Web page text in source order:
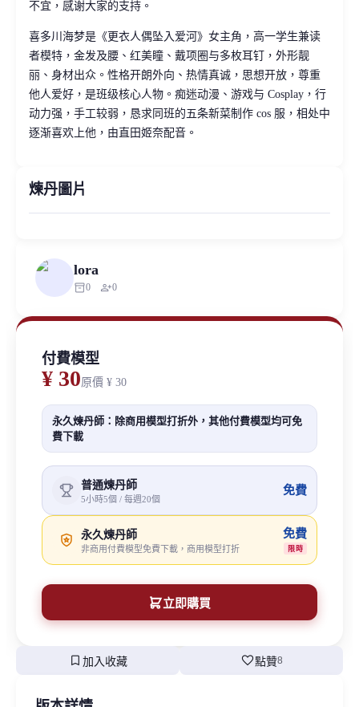
不宜，感谢大家的支持。
喜多川海梦是《更衣人偶坠入爱河》女主角，高一学生兼读
者模特，金发及腰、红美瞳、戴项圈与多枚耳钉，外形靓
丽、身材出众。性格开朗外向、热情真诚，思想开放，尊重
他人爱好，是班级核心人物。痴迷动漫、游戏与 Cosplay，行
动力强，手工较弱，恳求同班的五条新菜制作 cos 服，相处中
逐渐喜欢上他，由直田姬奈配音。
煉丹圖片
lora
inventory_20 person_add0
付費模型
¥ 30原價 ¥ 30
永久煉丹師：除商用模型打折外，其他付費模型均可免
費下載
普通煉丹師
5小時5個 / 每週20個
免費
永久煉丹師
非商用付費模型免費下載，商用模型打折
免費
限時
立即購買
bookmark 加入收藏 favorite點贊8